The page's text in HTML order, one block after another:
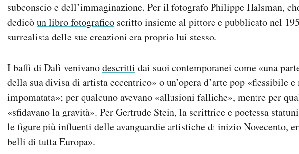
subconscio e dell’immaginazione. Per il fotografo Philippe Halsman,
dedicòun libro fotografico scritto insieme al pittore e pubblicato nel
surrealista delle sue creazioni era proprio lui stesso.
I baffi di Dalì venivanodescritti dai suoi contemporanei come «una
della sua divisa di artista eccentrico» o un’opera d’arte pop «flessibile
impomatata»; per qualcuno avevano «allusioni falliche», mentre per
«sfidavano la gravità». Per Gertrude Stein, la scrittrice e poetessa
le figure più influenti delle avanguardie artistiche di inizio Novecento,
belli di tutta Europa».